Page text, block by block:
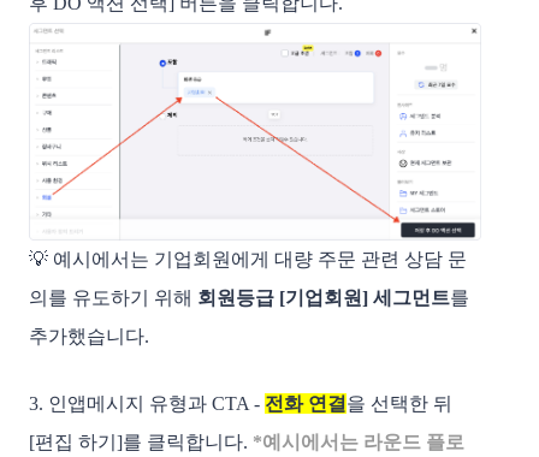
💡 예시에서는 기업회원에게 대량 주문 관련 상담 문
의를 유도하기 위해 회원등급 [기업회원] 세그먼트를
추가했습니다.
3. 인앱메시지 유형과 CTA - 전화 연결 을 선택한 뒤
[편집 하기]를 클릭합니다. *예시에서는 라운드 플로